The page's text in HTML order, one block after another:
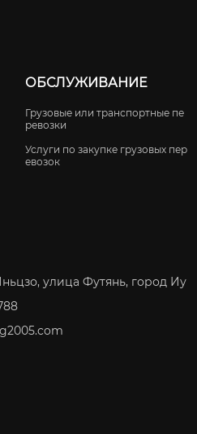
ОБСЛУЖИВАНИЕ
Грузовые или транспортные пе
ревозки
Услуги по закупке грузовых пер
евозок
улица Футянь, город Иу